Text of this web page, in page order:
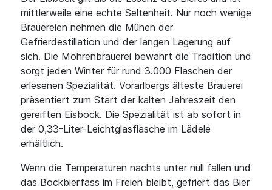
mittlerweile eine echte Seltenheit. Nur noch wenige
Brauereien nehmen die Mühen der
Gefrierdestillation und der langen Lagerung auf
sich. Die Mohrenbrauerei bewahrt die Tradition und
sorgt jeden Winter für rund 3.000 Flaschen der
erlesenen Spezialität. Vorarlbergs älteste Brauerei
präsentiert zum Start der kalten Jahreszeit den
gereiften Eisbock. Die Spezialität ist ab sofort in
der 0,33-Liter-Leichtglasflasche im Lädele
erhältlich.
Wenn die Temperaturen nachts unter null fallen und
das Bockbierfass im Freien bleibt, gefriert das Bier